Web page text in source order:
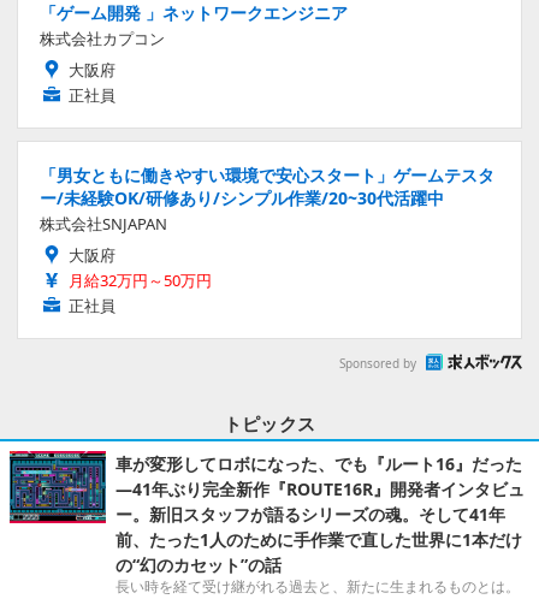
「ゲーム開発 」ネットワークエンジニア
株式会社カプコン
大阪府
正社員
「男女ともに働きやすい環境で安心スタート」ゲームテスタ
ー/未経験OK/研修あり/シンプル作業/20~30代活躍中
株式会社SNJAPAN
大阪府
月給32万円～50万円
正社員
Sponsored by
トピックス
車が変形してロボになった、でも『ルート16』だった
―41年ぶり完全新作『ROUTE16R』開発者インタビュ
ー。新旧スタッフが語るシリーズの魂。そして41年
前、たった1人のために手作業で直した世界に1本だけ
の“幻のカセット”の話
長い時を経て受け継がれる過去と、新たに生まれるものとは。